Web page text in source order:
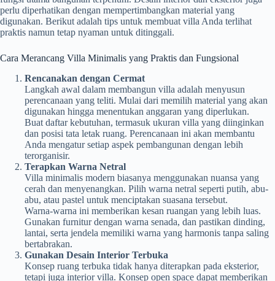
perlu diperhatikan dengan mempertimbangkan material yang
digunakan. Berikut adalah tips untuk membuat villa Anda terlihat
praktis namun tetap nyaman untuk ditinggali.
Cara Merancang Villa Minimalis yang Praktis dan Fungsional
Rencanakan dengan Cermat
Langkah awal dalam membangun villa adalah menyusun
perencanaan yang teliti. Mulai dari memilih material yang akan
digunakan hingga menentukan anggaran yang diperlukan.
Buat daftar kebutuhan, termasuk ukuran villa yang diinginkan
dan posisi tata letak ruang. Perencanaan ini akan membantu
Anda mengatur setiap aspek pembangunan dengan lebih
terorganisir.
Terapkan Warna Netral
Villa minimalis modern biasanya menggunakan nuansa yang
cerah dan menyenangkan. Pilih warna netral seperti putih, abu-
abu, atau pastel untuk menciptakan suasana tersebut.
Warna-warna ini memberikan kesan ruangan yang lebih luas.
Gunakan furnitur dengan warna senada, dan pastikan dinding,
lantai, serta jendela memiliki warna yang harmonis tanpa saling
bertabrakan.
Gunakan Desain Interior Terbuka
Konsep ruang terbuka tidak hanya diterapkan pada eksterior,
tetapi juga interior villa. Konsep open space dapat memberikan